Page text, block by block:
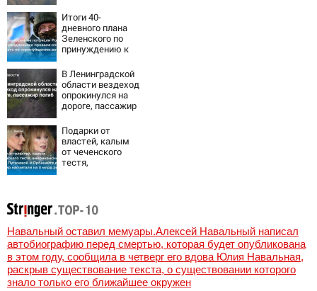
точность
попаданий по
объектам ВСУ
Итоги 40-
дневного плана
Зеленского по
принуждению к
ответила Россия,
полный разбор
провала операции
Украины от
военкора Коца
В Ленинградской
области вездеход
опрокинулся на
дороге, пассажир
Подарки от
властей, калым
от чеченского
тестя,
Орбакайте домов
и квартир
насчитали на 3
млрд рублей
Навальный оставил мемуары.Алексей Навальный написал
автобиографию перед смертью, которая будет опубликована
в этом году, сообщила в четверг его вдова Юлия Навальная,
раскрыв существование текста, о существовании которого
знало только его ближайшее окружен